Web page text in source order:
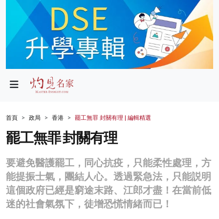
政局
財經
生活
商業
科技
首頁 政局 香港 罷工無罪 封關有理 | 編輯精選
罷工無罪 封關有理
要避免醫護罷工，同心抗疫，只能柔性處理，方
能提振士氣，團結人心。透過緊急法，只能説明
這個政府已經是窮途末路、江郎才盡！在當前低
迷的社會氣氛下，徒增恐慌情緒而已！